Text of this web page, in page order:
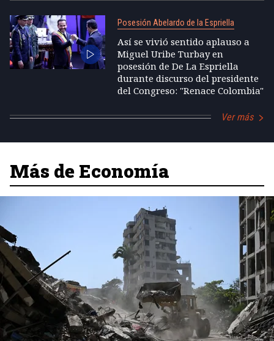
Posesión Abelardo de la Espriella
Así se vivió sentido aplauso a
Miguel Uribe Turbay en
posesión de De La Espriella
durante discurso del presidente
del Congreso: "Renace Colombia"
Ver más
Más de Economía